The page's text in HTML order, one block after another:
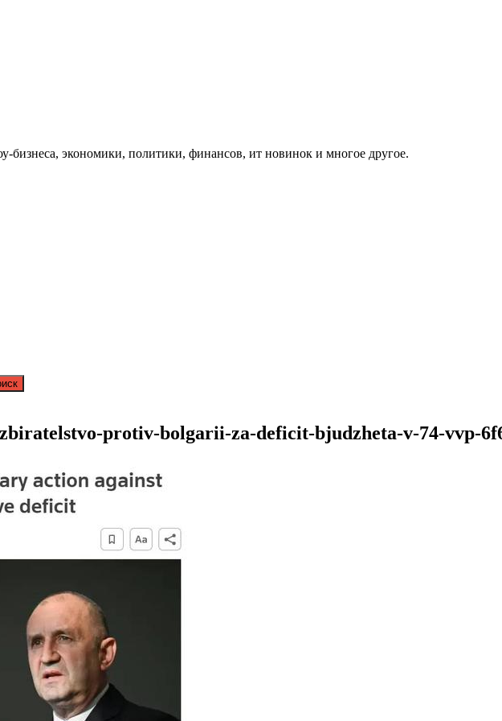
экономики, политики, финансов, ит новинок и многое другое.
protiv-bolgarii-za-deficit-bjudzheta-v-74-vvp-